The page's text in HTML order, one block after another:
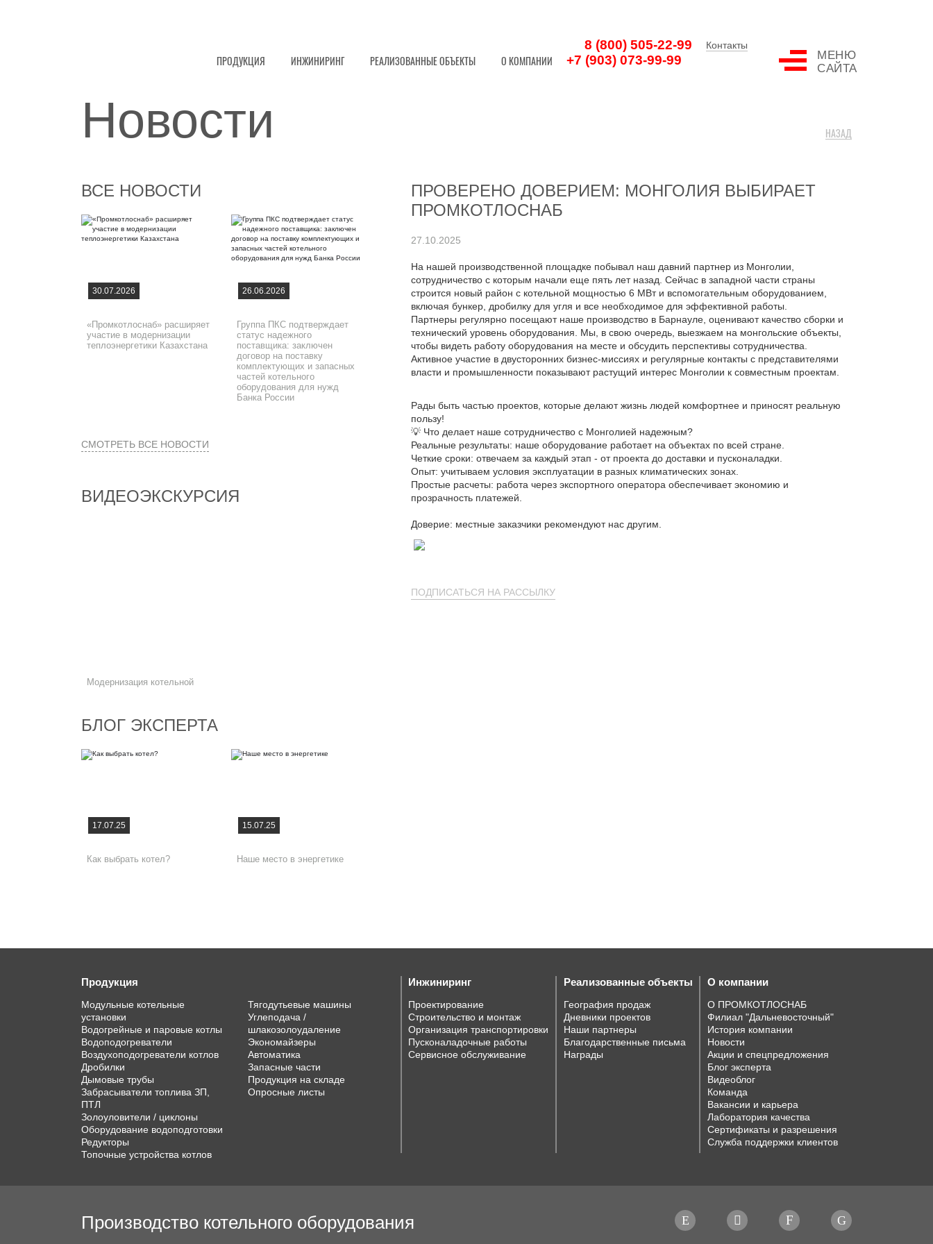
ПРОДУКЦИЯ ИНЖИНИРИНГ РЕАЛИЗОВАННЫЕ ОБЪЕКТЫ О КОМПАНИИ
8 (800) 505-22-99
+7 (903) 073-99-99
Контакты
МЕНЮ
САЙТА
Новости НАЗАД
ВСЕ НОВОСТИ
30.07.2026
«Промкотлоснаб» расширяет
участие в модернизации
теплоэнергетики Казахстана
26.06.2026
Группа ПКС подтверждает
статус надежного
поставщика: заключен
договор на поставку
комплектующих и запасных
частей котельного
оборудования для нужд
Банка России
СМОТРЕТЬ ВСЕ НОВОСТИ
ВИДЕОЭКСКУРСИЯ
Модернизация котельной
БЛОГ ЭКСПЕРТА
17.07.25
Как выбрать котел?
15.07.25
Наше место в энергетике
ПРОВЕРЕНО ДОВЕРИЕМ: МОНГОЛИЯ ВЫБИРАЕТ
ПРОМКОТЛОСНАБ
27.10.2025
На нашей производственной площадке побывал наш давний партнер из Монголии,
сотрудничество с которым начали еще пять лет назад. Сейчас в западной части страны
строится новый район с котельной мощностью 6 МВт и вспомогательным оборудованием,
включая бункер, дробилку для угля и все необходимое для эффективной работы.
Партнеры регулярно посещают наше производство в Барнауле, оценивают качество сборки и
технический уровень оборудования. Мы, в свою очередь, выезжаем на монгольские объекты,
чтобы видеть работу оборудования на месте и обсудить перспективы сотрудничества.
Активное участие в двусторонних бизнес-миссиях и регулярные контакты с представителями
власти и промышленности показывают растущий интерес Монголии к совместным проектам.
Рады быть частью проектов, которые делают жизнь людей комфортнее и приносят реальную
пользу!
💡 Что делает наше сотрудничество с Монголией надежным?
Реальные результаты: наше оборудование работает на объектах по всей стране.
Четкие сроки: отвечаем за каждый этап - от проекта до доставки и пусконаладки.
Опыт: учитываем условия эксплуатации в разных климатических зонах.
Простые расчеты: работа через экспортного оператора обеспечивает экономию и
прозрачность платежей.
Доверие: местные заказчики рекомендуют нас другим.
ПОДПИСАТЬСЯ НА РАССЫЛКУ
Продукция
Модульные котельные
установки
Водогрейные и паровые котлы
Водоподогреватели
Воздухоподогреватели котлов
Дробилки
Дымовые трубы
Забрасыватели топлива ЗП,
ПТЛ
Золоуловители / циклоны
Оборудование водоподготовки
Редукторы
Топочные устройства котлов
Тягодутьевые машины
Углеподача /
шлакозолоудаление
Экономайзеры
Автоматика
Запасные части
Продукция на складе
Опросные листы
Инжиниринг
Проектирование
Строительство и монтаж
Организация транспортировки
Пусконаладочные работы
Сервисное обслуживание
Реализованные объекты
География продаж
Дневники проектов
Наши партнеры
Благодарственные письма
Награды
О компании
О ПРОМКОТЛОСНАБ
Филиал "Дальневосточный"
История компании
Новости
Акции и спецпредложения
Блог эксперта
Видеоблог
Команда
Вакансии и карьера
Лаборатория качества
Сертификаты и разрешения
Служба поддержки клиентов
Производство котельного оборудования